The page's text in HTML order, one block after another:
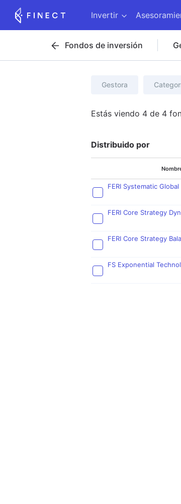
Invertir
Fondos de inversión
Gestora
Estás viendo 4 de 4
Distribuido por
FERI Systematic
FERI Core Strategy
FERI Core Strategy
FS Exponential